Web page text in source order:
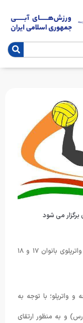
برگزار می شود
به منظور ارتقای سطح کیفی داوران و مربیان واترپلوی بانوان ۱۷ و ۱۸
واترپلو؛ با توجه به
و به منظور ارتقای